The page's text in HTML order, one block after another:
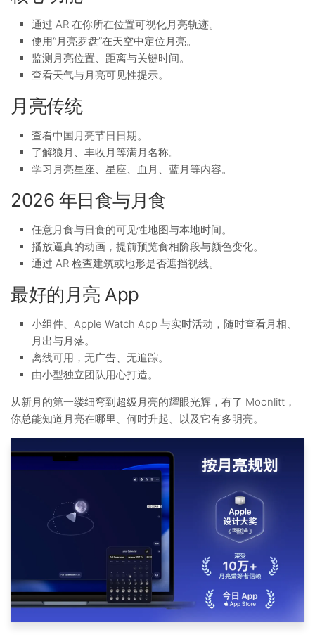
通过 AR 在你所在位置可视化月亮轨迹。
使用“月亮罗盘”在天空中定位月亮。
监测月亮位置、距离与关键时间。
查看天气与月亮可见性提示。
月亮传统
查看中国月亮节日日期。
了解狼月、丰收月等满月名称。
学习月亮星座、星座、血月、蓝月等内容。
2026 年日食与月食
任意月食与日食的可见性地图与本地时间。
播放逼真的动画，提前预览食相阶段与颜色变化。
通过 AR 检查建筑或地形是否遮挡视线。
最好的月亮 App
小组件、Apple Watch App 与实时活动，随时查看月相、
月出与月落。
离线可用，无广告、无追踪。
由小型独立团队用心打造。
从新月的第一缕细弯到超级月亮的耀眼光辉，有了 Moonlitt，
你总能知道月亮在哪里、何时升起、以及它有多明亮。